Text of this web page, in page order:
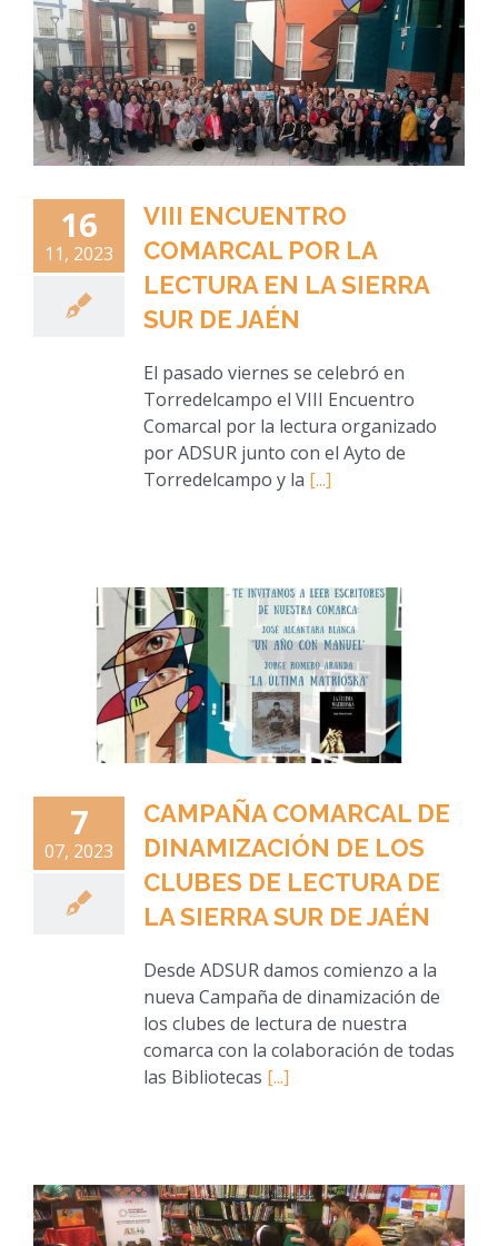
16
11, 2023
VIII ENCUENTRO
COMARCAL POR LA
LECTURA EN LA SIERRA
SUR DE JAÉN
El pasado viernes se celebró en
Torredelcampo el VIII Encuentro
Comarcal por la lectura organizado
por ADSUR junto con el Ayto de
Torredelcampo y la [...]
7
07, 2023
CAMPAÑA COMARCAL DE
DINAMIZACIÓN DE LOS
CLUBES DE LECTURA DE
LA SIERRA SUR DE JAÉN
Desde ADSUR damos comienzo a la
nueva Campaña de dinamización de
los clubes de lectura de nuestra
comarca con la colaboración de todas
las Bibliotecas [...]